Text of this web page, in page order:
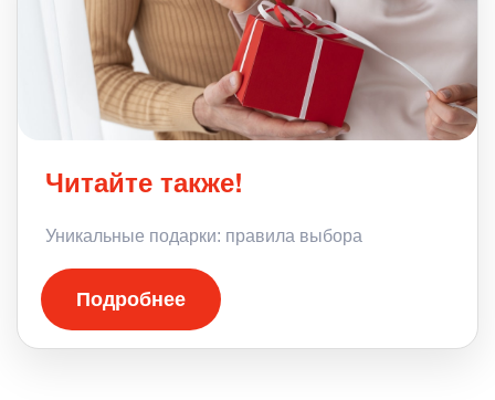
Читайте также!
Уникальные подарки: правила выбора
Подробнее